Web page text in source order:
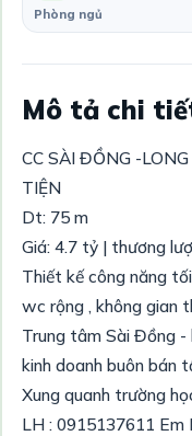
Phòng ngủ
Mô tả chi
CC SÀI ĐỒNG -
TIỆN
Dt: 75 m
Giá: 4.7 tỷ | thương
Thiết kế công năng
wc rộng , không gian
Trung tâm Sài Đồng -
kinh doanh buôn bán
Xung quanh trường
LH : 0915137611 Em